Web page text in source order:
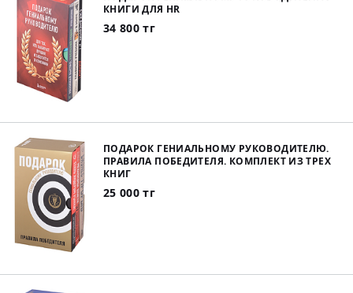
КНИГИ ДЛЯ HR
34 800 тг
ПОДАРОК ГЕНИАЛЬНОМУ РУКОВОДИТЕЛЮ.
ПРАВИЛА ПОБЕДИТЕЛЯ. КОМПЛЕКТ ИЗ ТРЕХ
КНИГ
25 000 тг